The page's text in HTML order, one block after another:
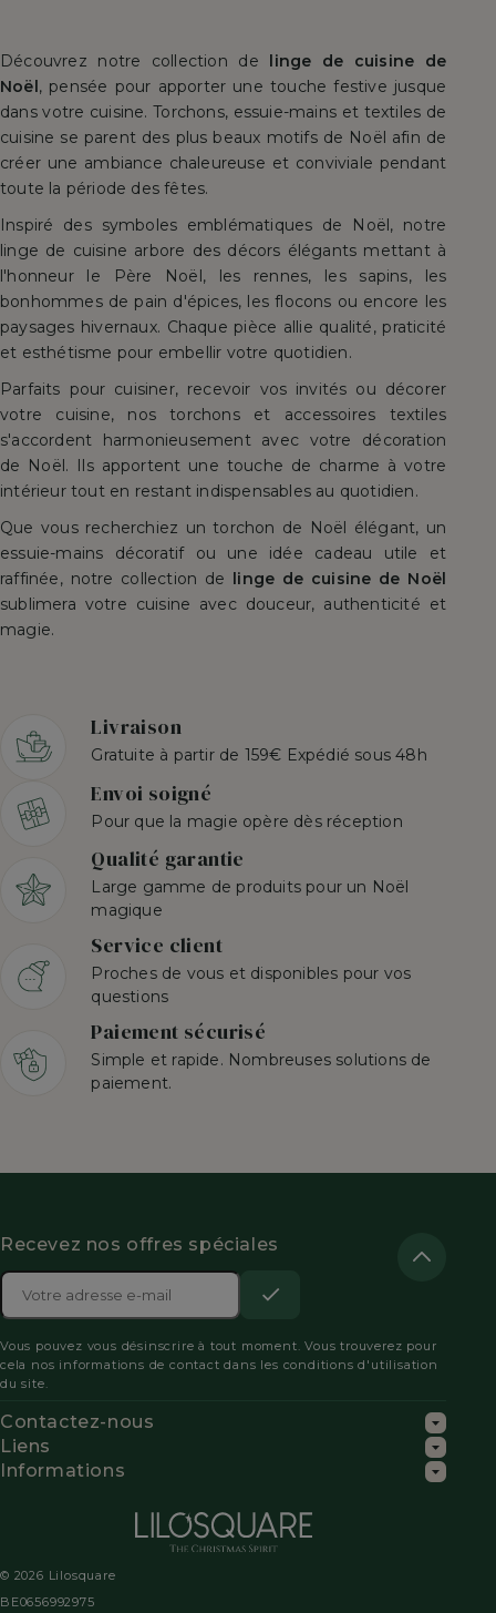
Découvrez notre collection de linge de cuisine de
Noël, pensée pour apporter une touche festive jusque
dans votre cuisine. Torchons, essuie-mains et textiles de
cuisine se parent des plus beaux motifs de Noël afin de
créer une ambiance chaleureuse et conviviale pendant
toute la période des fêtes.
Inspiré des symboles emblématiques de Noël, notre
linge de cuisine arbore des décors élégants mettant à
l'honneur le Père Noël, les rennes, les sapins, les
bonhommes de pain d'épices, les flocons ou encore les
paysages hivernaux. Chaque pièce allie qualité, praticité
et esthétisme pour embellir votre quotidien.
Parfaits pour cuisiner, recevoir vos invités ou décorer
votre cuisine, nos torchons et accessoires textiles
s'accordent harmonieusement avec votre décoration
de Noël. Ils apportent une touche de charme à votre
intérieur tout en restant indispensables au quotidien.
Que vous recherchiez un torchon de Noël élégant, un
essuie-mains décoratif ou une idée cadeau utile et
raffinée, notre collection de linge de cuisine de Noël
sublimera votre cuisine avec douceur, authenticité et
magie.
Livraison
Gratuite à partir de 159€ Expédié sous 48h
Envoi soigné
Pour que la magie opère dès réception
Qualité garantie
Large gamme de produits pour un Noël
magique
Service client
Proches de vous et disponibles pour vos
questions
Paiement sécurisé
Simple et rapide. Nombreuses solutions de
paiement.
Recevez nos offres spéciales
Adresse

les
la
politique
Vous pouvez vous désinscrire à tout moment. Vous trouverez pour
cela nos informations de contact dans les conditions d'utilisation
du site.
Contactez-nous
Liens
Informations
© 2026 Lilosquare
BE0656992975